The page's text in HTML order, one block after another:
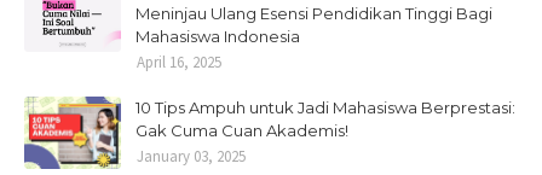
Meninjau Ulang Esensi Pendidikan Tinggi Bagi
Mahasiswa Indonesia
April 16, 2025
10 Tips Ampuh untuk Jadi Mahasiswa Berprestasi:
Gak Cuma Cuan Akademis!
January 03, 2025